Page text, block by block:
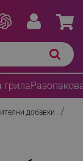
грила
добавки